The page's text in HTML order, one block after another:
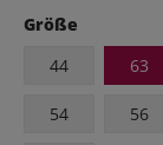
Größe
44
63
54 56